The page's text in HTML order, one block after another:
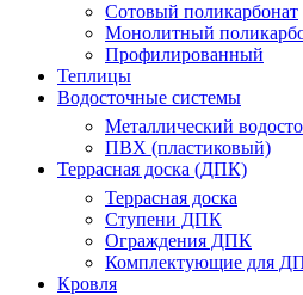
Сотовый поликарбонат
Монолитный
Профилированный
Теплицы
Водосточные системы
Металлический
ПВХ (пластиковый)
Террасная доска (ДПК)
Террасная доска
Ступени ДПК
Ограждения ДПК
Комплектующие для
Кровля